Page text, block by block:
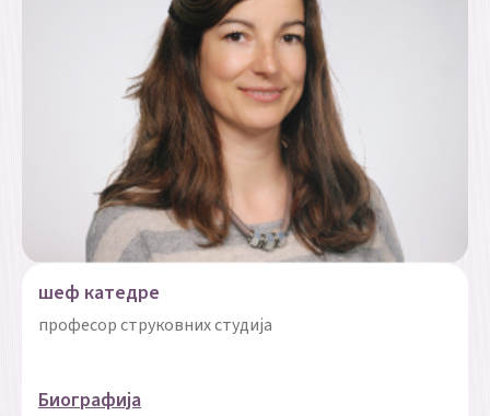
шеф катедре
професор струковних студија
Биографија